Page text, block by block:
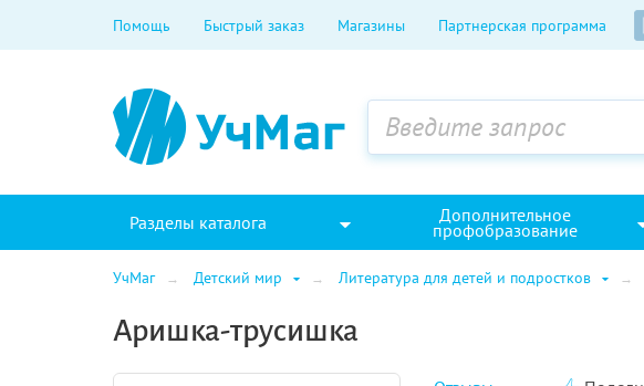
Помощь Быстрый заказ Магазины Партнерская программа
Разделы каталога Дополнительное
профобразование
УчМаг Детский мир Литература для детей и подростков
Аришка-трусишка